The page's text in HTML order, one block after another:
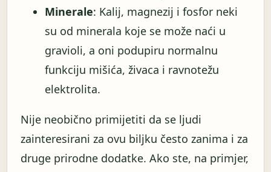
Minerale: Kalij, magnezij i fosfor neki
su od minerala koje se može naći u
gravioli, a oni podupiru normalnu
funkciju mišića, živaca i ravnotežu
elektrolita.
Nije neobično primijetiti da se ljudi
zainteresirani za ovu biljku često zanima i za
druge prirodne dodatke. Ako ste, na primjer,